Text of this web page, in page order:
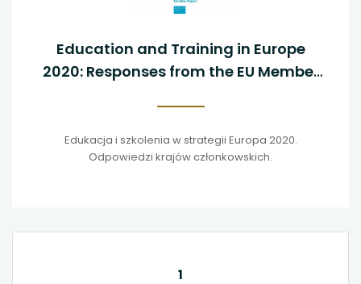
Education and Training in Europe
2020: Responses from the EU Member
Edukacja i szkolenia w strategii Europa 2020.
Odpowiedzi krajów członkowskich.
1